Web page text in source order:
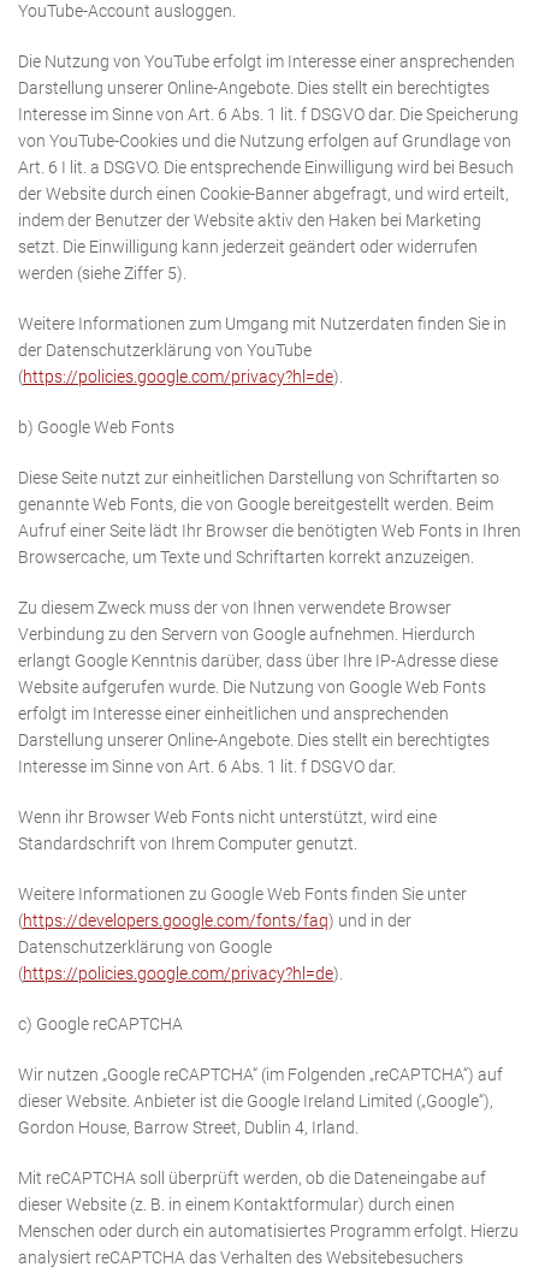
YouTube-Account ausloggen.
Die Nutzung von YouTube erfolgt im Interesse einer ansprechenden
Darstellung unserer Online-Angebote. Dies stellt ein berechtigtes
Interesse im Sinne von Art. 6 Abs. 1 lit. f DSGVO dar. Die Speicherung
von YouTube-Cookies und die Nutzung erfolgen auf Grundlage von
Art. 6 I lit. a DSGVO. Die entsprechende Einwilligung wird bei Besuch
der Website durch einen Cookie-Banner abgefragt, und wird erteilt,
indem der Benutzer der Website aktiv den Haken bei Marketing
setzt. Die Einwilligung kann jederzeit geändert oder widerrufen
werden (siehe Ziffer 5).
Weitere Informationen zum Umgang mit Nutzerdaten finden Sie in
der Datenschutzerklärung von YouTube
(https://policies.google.com/privacy?hl=de).
b) Google Web Fonts
Diese Seite nutzt zur einheitlichen Darstellung von Schriftarten so
genannte Web Fonts, die von Google bereitgestellt werden. Beim
Aufruf einer Seite lädt Ihr Browser die benötigten Web Fonts in Ihren
Browsercache, um Texte und Schriftarten korrekt anzuzeigen.
Zu diesem Zweck muss der von Ihnen verwendete Browser
Verbindung zu den Servern von Google aufnehmen. Hierdurch
erlangt Google Kenntnis darüber, dass über Ihre IP-Adresse diese
Website aufgerufen wurde. Die Nutzung von Google Web Fonts
erfolgt im Interesse einer einheitlichen und ansprechenden
Darstellung unserer Online-Angebote. Dies stellt ein berechtigtes
Interesse im Sinne von Art. 6 Abs. 1 lit. f DSGVO dar.
Wenn ihr Browser Web Fonts nicht unterstützt, wird eine
Standardschrift von Ihrem Computer genutzt.
Weitere Informationen zu Google Web Fonts finden Sie unter
(https://developers.google.com/fonts/faq) und in der
Datenschutzerklärung von Google
(https://policies.google.com/privacy?hl=de).
c) Google reCAPTCHA
Wir nutzen „Google reCAPTCHA“ (im Folgenden „reCAPTCHA“) auf
dieser Website. Anbieter ist die Google Ireland Limited („Google“),
Gordon House, Barrow Street, Dublin 4, Irland.
Mit reCAPTCHA soll überprüft werden, ob die Dateneingabe auf
dieser Website (z. B. in einem Kontaktformular) durch einen
Menschen oder durch ein automatisiertes Programm erfolgt. Hierzu
analysiert reCAPTCHA das Verhalten des Websitebesuchers